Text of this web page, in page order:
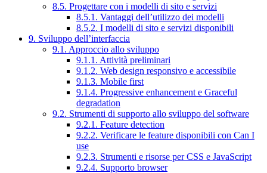
8.5. Progettare con i modelli di sito e servizi
8.5.1. Vantaggi dell’utilizzo dei modelli
8.5.2. I modelli di sito e servizi disponibili
9. Sviluppo dell’interfaccia
9.1. Approccio allo sviluppo
9.1.1. Attività preliminari
9.1.2. Web design responsivo e accessibile
9.1.3. Mobile first
9.1.4. Progressive enhancement e Graceful
degradation
9.2. Strumenti di supporto allo sviluppo del software
9.2.1. Feature detection
9.2.2. Verificare le feature disponibili con Can I
use
9.2.3. Strumenti e risorse per CSS e JavaScript
9.2.4. Supporto browser